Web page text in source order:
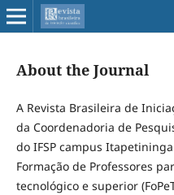
About the Journal
A Revista Brasileira de
da Coordenadoria de
do IFSP campus
Formação de Professores
tecnológico e superior